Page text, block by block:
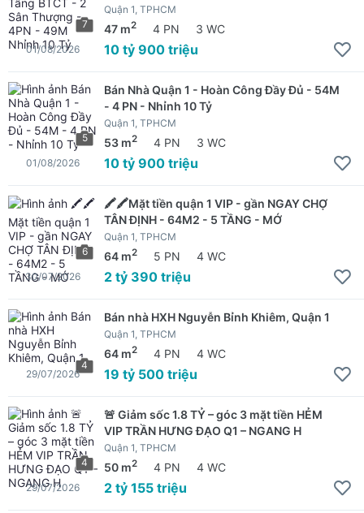
7
Quận 1, TPHCM
47 m2 4 PN 3 WC
10 tỷ 900 triệu
01/08/2026
5
Bán Nhà Quận 1 - Hoàn Công Đầy Đủ - 54M
- 4 PN - Nhỉnh 10 Tỷ
Quận 1, TPHCM
53 m2 4 PN 3 WC
10 tỷ 900 triệu
01/08/2026
6
🖍️🖍️Mặt tiền quận 1 VIP - gần NGAY CHỢ
TÂN ĐỊNH - 64M2 - 5 TẦNG - MỚ
Quận 1, TPHCM
64 m2 5 PN 4 WC
2 tỷ 390 triệu
30/07/2026
4
Bán nhà HXH Nguyễn Bỉnh Khiêm, Quận 1
Quận 1, TPHCM
64 m2 4 PN 4 WC
19 tỷ 500 triệu
29/07/2026
4
🚨 Giảm sốc 1.8 TỶ – góc 3 mặt tiền HẺM
VIP TRẦN HƯNG ĐẠO Q1 – NGANG H
Quận 1, TPHCM
50 m2 4 PN 4 WC
2 tỷ 155 triệu
29/07/2026